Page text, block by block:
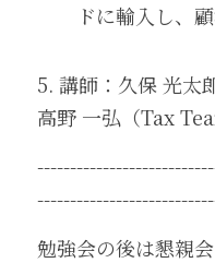
ドに輸入し、
5. 講師：久保 光
高野 一弘（Tax
勉強会の後は懇親